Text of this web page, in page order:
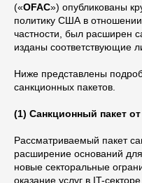
(«OFAC») опубликованы
политику США в
частности, был расширен
изданы соответствующие
Ниже представлены
санкционных пакетов.
(1) Санкционный пакет от
Рассматриваемый пакет
расширение оснований
новые секторальные
оказание услуг в IT-